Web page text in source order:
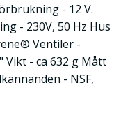
- 12 V.
- 230V, 50 Hz Hus
Ventiler -
Vikt - ca 632 g Mått
- NSF,